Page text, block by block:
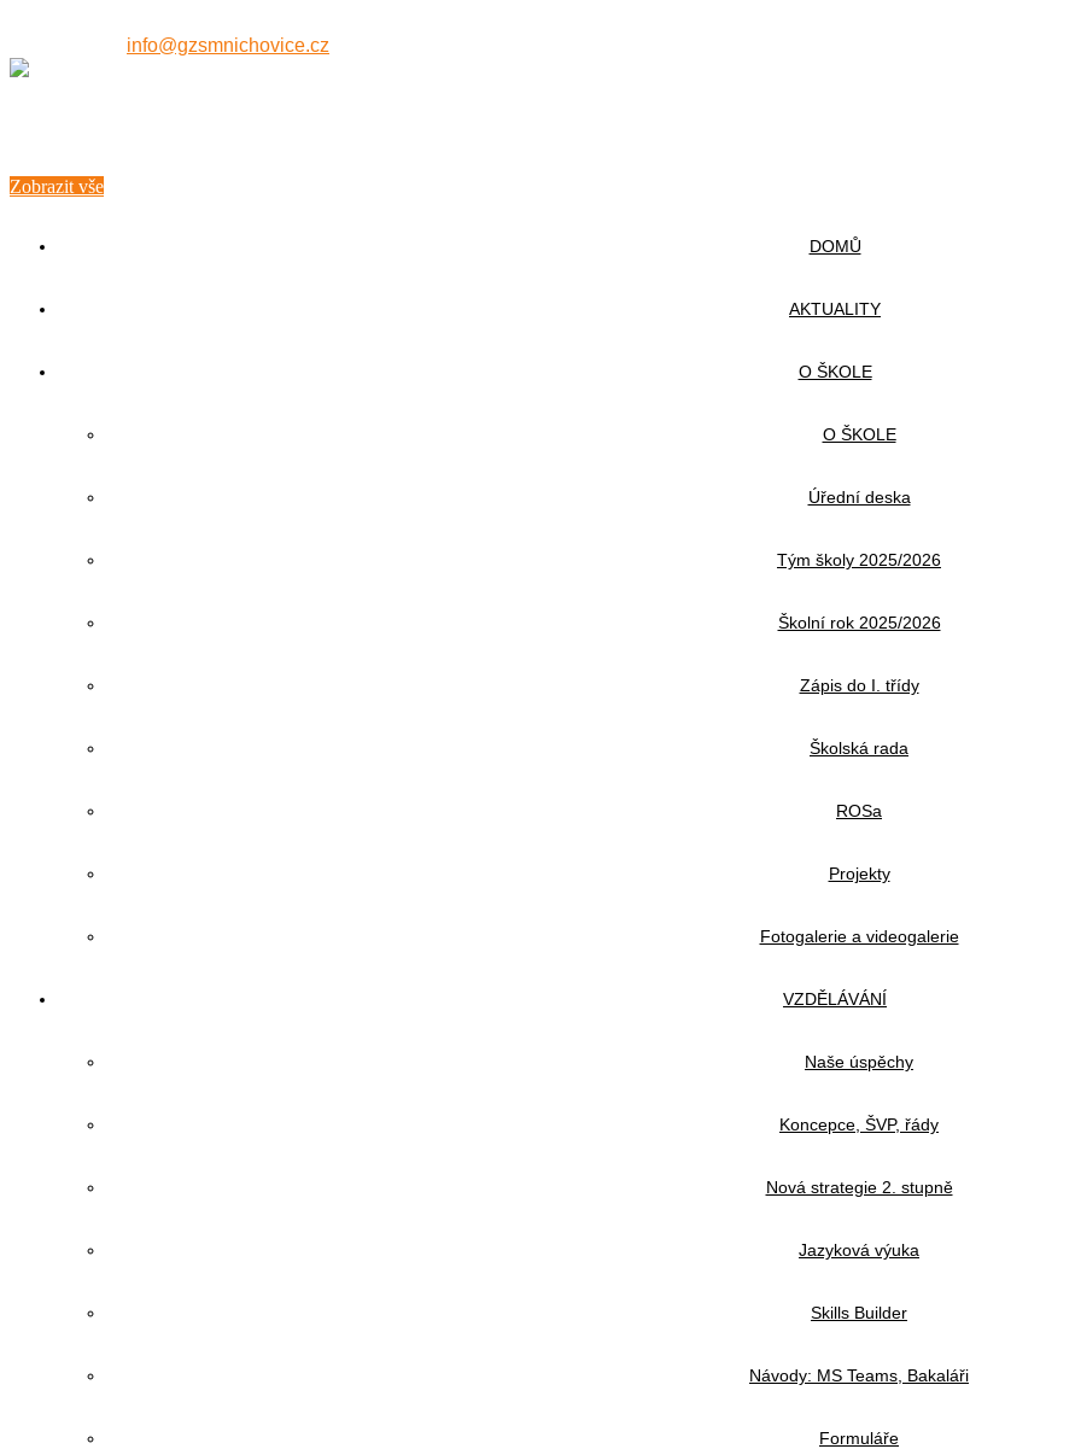
info@gzsmnichovice.cz
Zobrazit vše
DOMŮ
AKTUALITY
O ŠKOLE
O ŠKOLE
Úřední deska
Tým školy 2025/2026
Školní rok 2025/2026
Zápis do I. třídy
Školská rada
ROSa
Projekty
Fotogalerie a videogalerie
VZDĚLÁVÁNÍ
Naše úspěchy
Koncepce, ŠVP, řády
Nová strategie 2. stupně
Jazyková výuka
Skills Builder
Návody: MS Teams, Bakaláři
Formuláře